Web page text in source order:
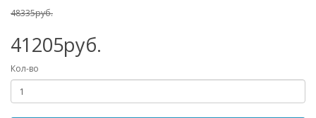
48335руб.
41205руб.
Кол-во